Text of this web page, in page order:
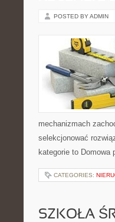
POSTED BY ADMIN
mechanizmach
selekcjonować
kategorie to
CATEGORIES:
SZKOŁA